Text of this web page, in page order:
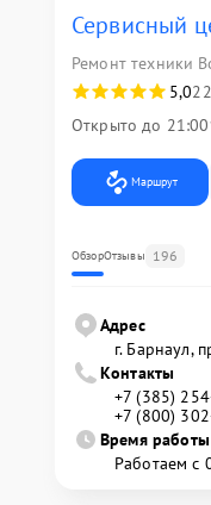
Сервисный
Ремонт техники
5,0
Открыто до 21:00
Маршрут
ОбзорОтзывы 196
Адрес
г. Барнаул,
Контакты
+7 (385)
+7 (800)
Время работы
Работаем с